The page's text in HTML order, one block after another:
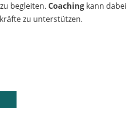
begleiten. Coaching kann dabei
zu unterstützen.